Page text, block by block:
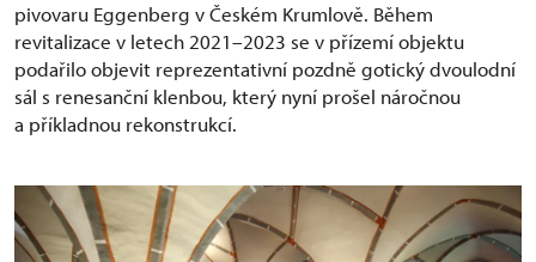
pivovaru Eggenberg v Českém Krumlově. Během
revitalizace v letech 2021–2023 se v přízemí objektu
podařilo objevit reprezentativní pozdně gotický dvoulodní
sál s renesanční klenbou, který nyní prošel náročnou
a příkladnou rekonstrukcí.